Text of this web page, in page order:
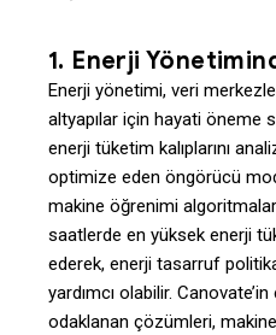
1. Enerji
Enerji yönetimi, veri
altyapılar için hayati öneme
enerji tüketim kalıplarını
optimize eden öngörücü
makine öğrenimi
saatlerde en yüksek enerji
ederek, enerji tasarruf
yardımcı olabilir.
odaklanan çözümleri,